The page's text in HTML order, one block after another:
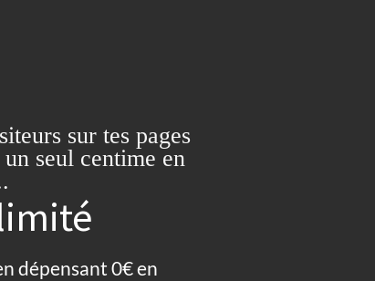
sur tes pages
un seul centime en
dépensant 0€ en